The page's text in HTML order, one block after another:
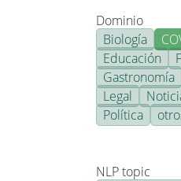
Dominio
Biología
Educación
Gastronomía
Legal
Política
NLP topic